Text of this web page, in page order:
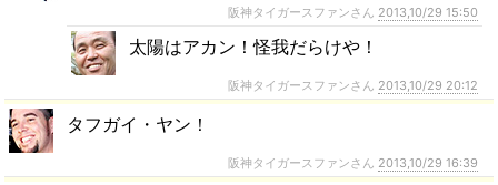
阪神タイガースファンさん 2013,10/29 15:50
太陽はアカン！怪我だらけや！
阪神タイガースファンさん 2013,10/29 20:12
タフガイ・ヤン！
阪神タイガースファンさん 2013,10/29 16:39